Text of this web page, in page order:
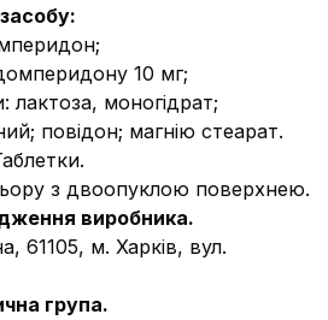
10 мг;
лактоза, моногідрат;
повідон; магнію стеарат.
з двоопуклою поверхнею.
виробника.
61105, м. Харків, вул.
група.